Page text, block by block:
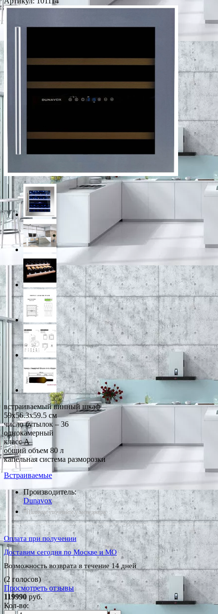
встраиваемый винный шкаф
59x56.3x59.5 см
число бутылок – 36
однокамерный
класс A
общий объем 80 л
капельная система разморозки
Встраиваемые
Производитель:
Dunavox
*Наличие уточняйте у менеджера
Оплата при получении
Доставим сегодня по Москве и МО
Возможность возврата в течение 14 дней
(2 голосов)
Просмотреть отзывы
119990руб.
Кол-во: